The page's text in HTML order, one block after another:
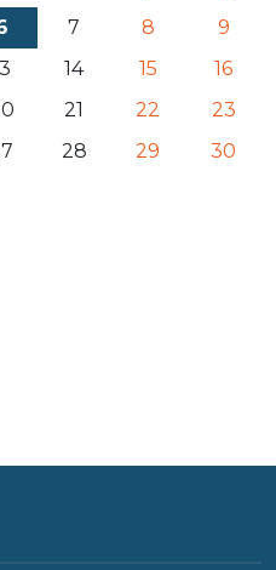
7 8
9
14 15
16
21 22
23
28 29
30